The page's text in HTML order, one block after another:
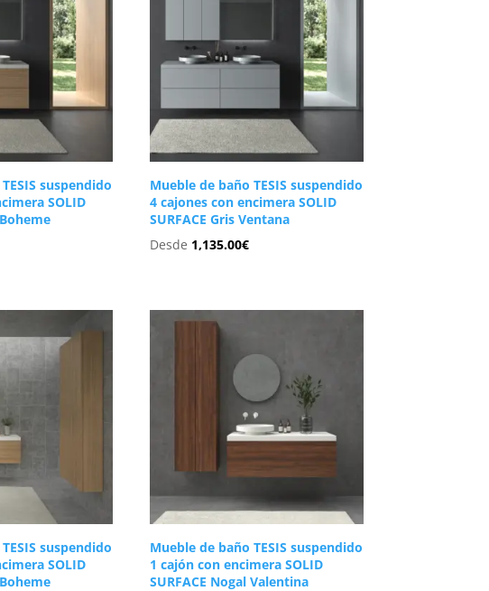
suspendido
SOLID
Mueble de baño TESIS suspendido
4 cajones con encimera SOLID
SURFACE Gris Ventana
Desde 1,135.00€
suspendido
SOLID
Mueble de baño TESIS suspendido
1 cajón con encimera SOLID
SURFACE Nogal Valentina